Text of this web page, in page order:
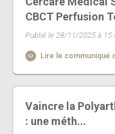
CBCT Perfusion
Publié le 28/11/2025 à
Lire le communiqué
Vaincre la
: une méth...